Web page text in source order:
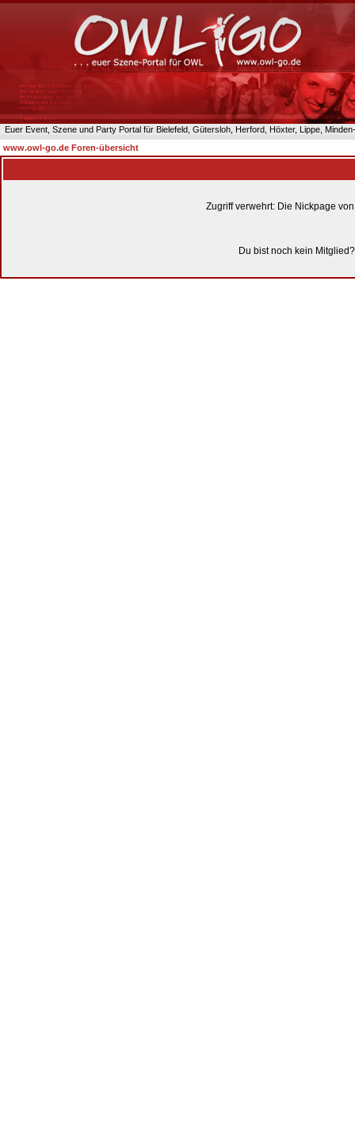
Euer Event, Szene und Party Portal für Bielefeld, Gütersloh, Herford, Höxter, Lippe,
www.owl-go.de Foren-übersicht
Zugriff verwehrt: Die Nickpage
Du bist noch kein